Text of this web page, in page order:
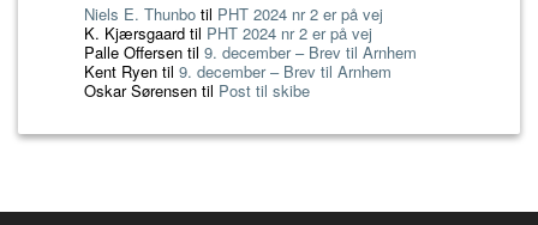
Niels E. Thunbo til PHT 2024 nr 2 er på vej
K. Kjærsgaard til PHT 2024 nr 2 er på vej
Palle Offersen til 9. december – Brev til Arnhem
Kent Ryen til 9. december – Brev til Arnhem
Oskar Sørensen til Post til skibe